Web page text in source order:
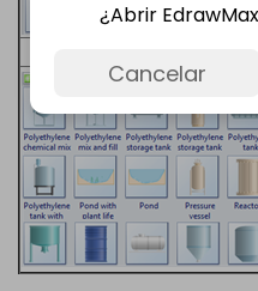
¿Abrir
Cancelar